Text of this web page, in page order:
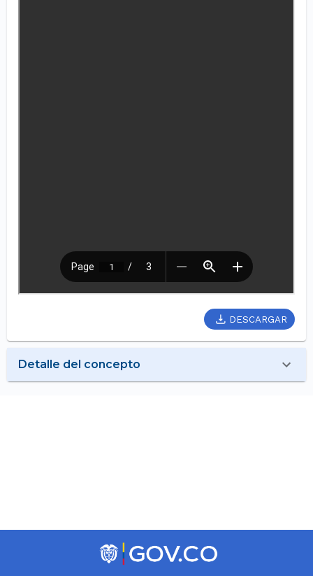
DESCARGAR
Detalle del concepto